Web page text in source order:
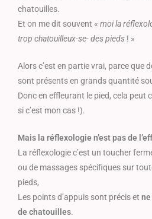
chatouilles.
Et on me dit souvent « moi la
trop chatouilleux-se- des pieds ! »
Alors c’est en partie vrai, parce que
sont présents en grands quantité
Donc en effleurant le pied, cela peut
si c’est mon cas !).
Mais la réflexologie n’est pas de
La réflexologie c’est un toucher
ou de massages spécifiques sur
pieds,
Les points d’appuis sont précis et
de chatouilles.